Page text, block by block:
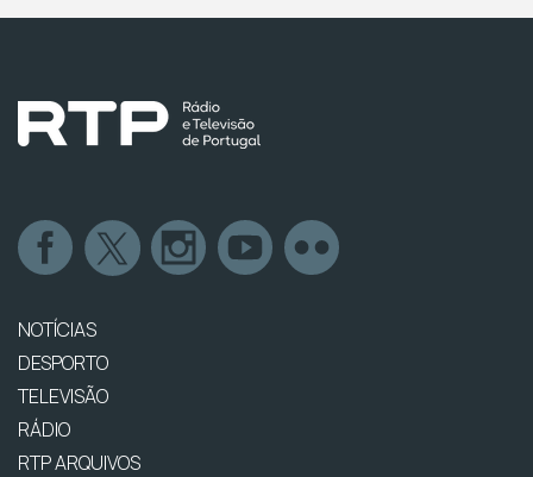
NOTÍCIAS
DESPORTO
TELEVISÃO
RÁDIO
RTP ARQUIVOS